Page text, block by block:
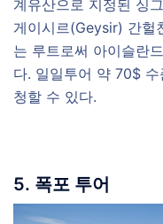
계유산으로 지정된 싱
게이시르(Geysir) 간헐
는 루트로써 아이슬란
다. 일일투어 약 70$
청할 수 있다.
5. 폭포 투어